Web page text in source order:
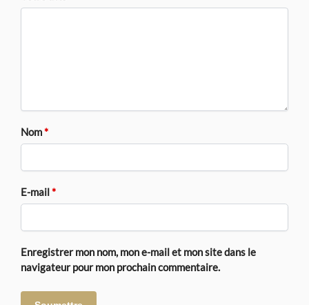
Nom*
E-mail*
Enregistrer mon nom, mon e-mail et mon site dans le
navigateur pour mon prochain commentaire.